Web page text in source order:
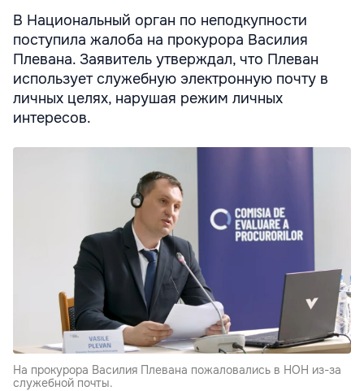
В Национальный орган по неподкупности
поступила жалоба на прокурора Василия
Плевана. Заявитель утверждал, что Плеван
использует служебную электронную почту в
личных целях, нарушая режим личных
интересов.
На прокурора Василия Плевана пожаловались в НОН из-за
служебной почты.